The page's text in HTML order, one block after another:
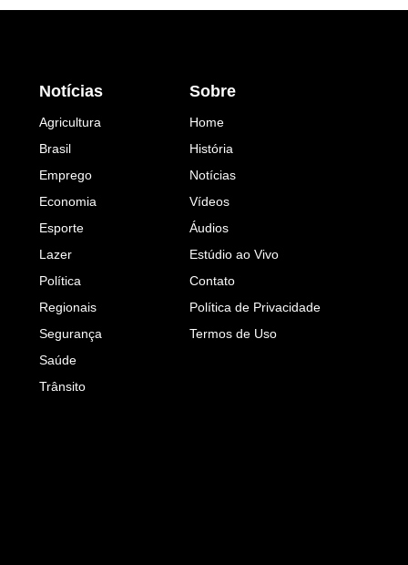
Notícias
Agricultura
Brasil
Emprego
Economia
Esporte
Lazer
Política
Regionais
Segurança
Saúde
Trânsito
Sobre
Home
História
Notícias
Vídeos
Áudios
Estúdio ao Vivo
Contato
Política de Privacidade
Termos de Uso